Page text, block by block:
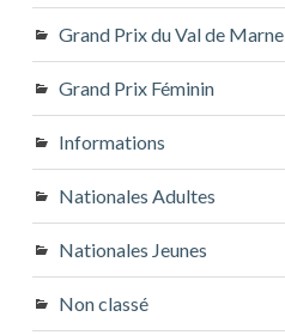
Grand Prix du Val de Marne
Grand Prix Féminin
Informations
Nationales Adultes
Nationales Jeunes
Non classé